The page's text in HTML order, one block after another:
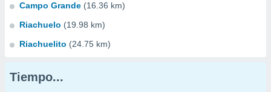
Campo Grande (16.36 km)
Riachuelo (19.98 km)
Riachuelito (24.75 km)
Tiempo...